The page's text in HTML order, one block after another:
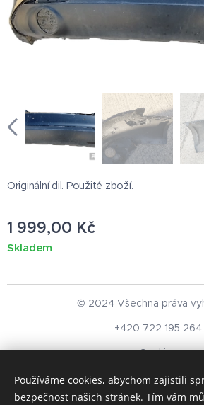
Originální dil. Použité zboží.
1 999,00 Kč
Skladem
© 2024 Všechna práva
+420 722 195 264
Cookies
Měna
CZK Kč
EUR €
Používáme cookies, abychom zajistili
bezpečnost našich stránek. Tím vám